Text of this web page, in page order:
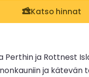
Katso hinnat
Perthin ja Rottnest
ja kätevän